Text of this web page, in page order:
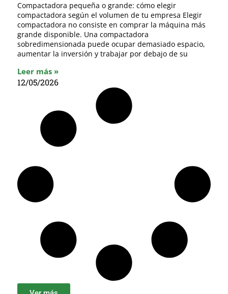
Compactadora pequeña o grande: cómo elegir
compactadora según el volumen de tu empresa Elegir
compactadora no consiste en comprar la máquina más
grande disponible. Una compactadora
sobredimensionada puede ocupar demasiado espacio,
aumentar la inversión y trabajar por debajo de su
Leer más »
12/05/2026